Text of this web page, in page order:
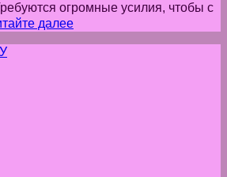
огромные усилия, чтобы с
далее